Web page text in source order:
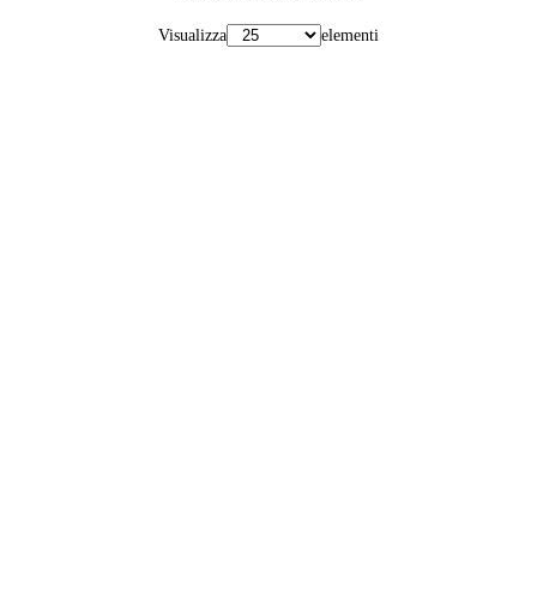
Visualizza elementi